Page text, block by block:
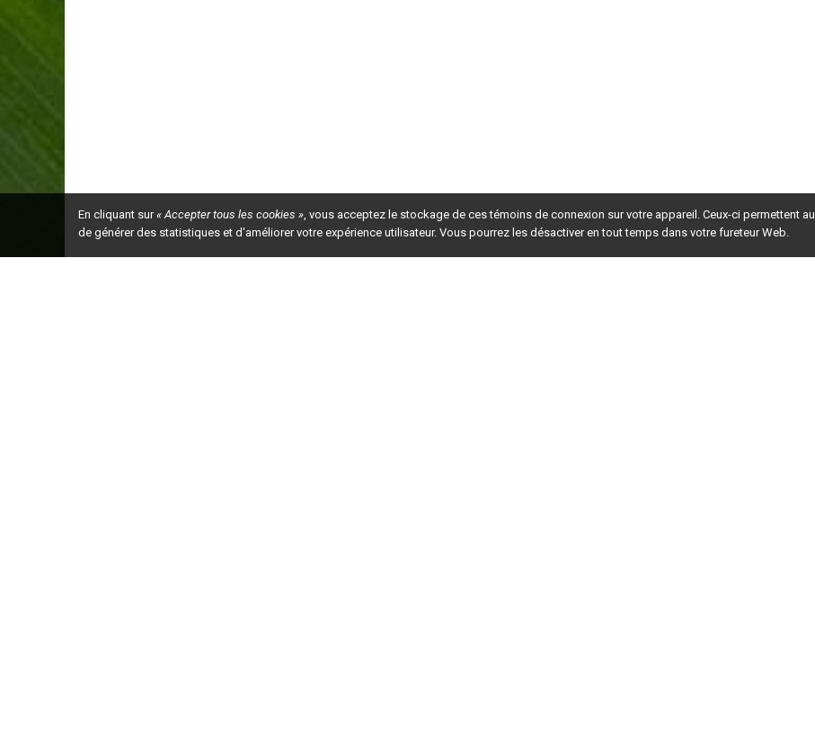
En cliquant sur« Accepter tous les cookies », vous acceptez le stockage de ces témoins de connexion sur votre appareil. Ceux-ci permettent au
de générer des statistiques et d'améliorer votre expérience utilisateur. Vous pourrez les désactiver en tout temps dans votre fureteur Web.